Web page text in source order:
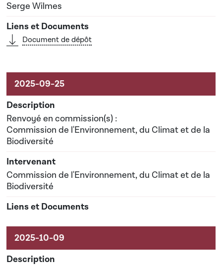
Serge Wilmes
Document de dépôt
Renvoyé en commission(s) :
Commission de l'Environnement, du Climat et de la
Biodiversité
Commission de l'Environnement, du Climat et de la
Biodiversité